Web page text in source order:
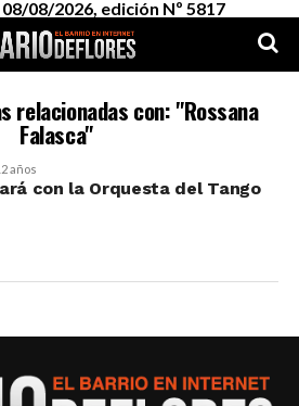
08/2026, edición Nº 5817
relacionadas con: "Rossana
Falasca"
años
con la Orquesta del Tango